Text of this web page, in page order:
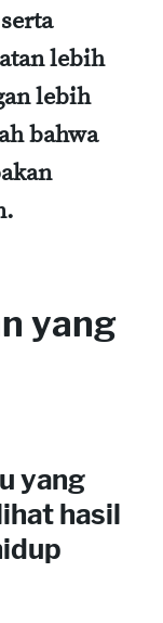
lebih
lebih
bahwa
yang
yang
hasil